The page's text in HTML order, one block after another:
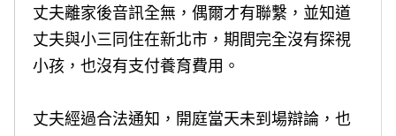
丈夫離家後音訊全無，偶爾才有聯繫，並知道
丈夫與小三同住在新北市，期間完全沒有探視
小孩，也沒有支付養育費用。
丈夫經過合法通知，開庭當天未到場辯論，也